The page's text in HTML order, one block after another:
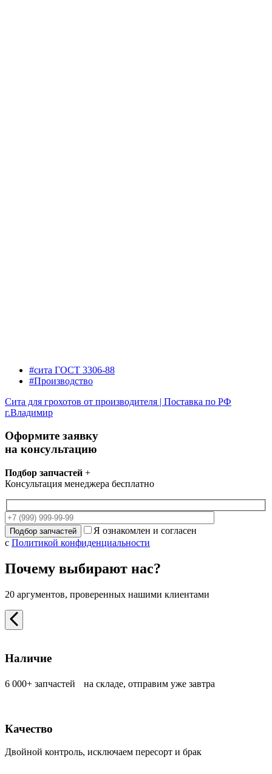
#сита ГОСТ 3306-88
#Производство
Сита для грохотов от производителя | Поставка по РФ
г.Владимир
Оформите заявку
на консультацию
Подбор запчастей +
Консультация менеджера бесплатно
Я ознакомлен и согласен
с Политикой конфиденциальности
Почему выбирают нас?
20 аргументов, проверенных нашими клиентами
Наличие
6 000+ запчастей на складе, отправим уже завтра
Качество
Двойной контроль, исключаем пересорт и брак